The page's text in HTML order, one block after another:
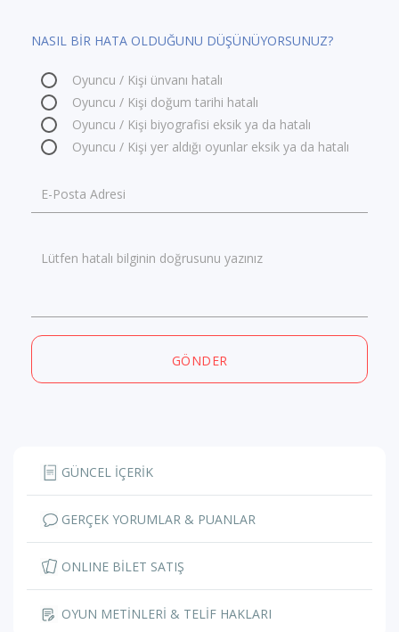
NASIL BİR HATA OLDUĞUNU DÜŞÜNÜYORSUNUZ?
Oyuncu / Kişi ünvanı hatalı
Oyuncu / Kişi doğum tarihi hatalı
Oyuncu / Kişi biyografisi eksik ya da hatalı
Oyuncu / Kişi yer aldığı oyunlar eksik ya da hatalı
E-Posta Adresi
Lütfen hatalı bilginin doğrusunu yazınız
GÖNDER
GÜNCEL İÇERİK
GERÇEK YORUMLAR & PUANLAR
ONLINE BİLET SATIŞ
OYUN METİNLERİ & TELİF HAKLARI